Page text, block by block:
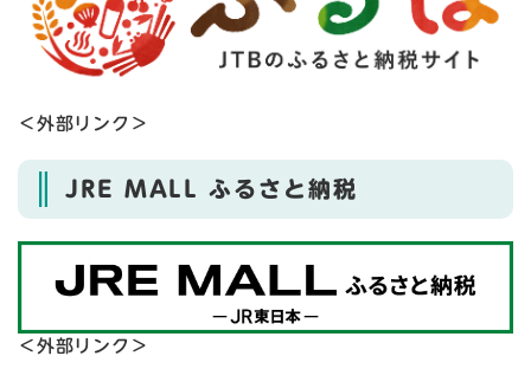
＜外部リンク＞
JRE MALL ふるさと納税
＜外部リンク＞